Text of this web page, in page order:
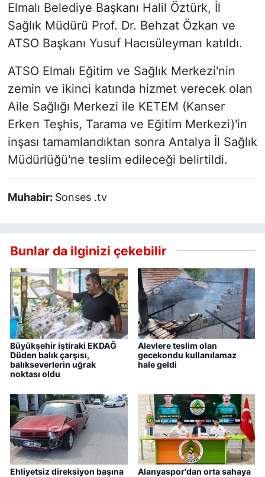
Elmalı Belediye Başkanı Halil Öztürk, İl
Sağlık Müdürü Prof. Dr. Behzat Özkan ve
ATSO Başkanı Yusuf Hacısüleyman katıldı.
ATSO Elmalı Eğitim ve Sağlık Merkezi'nin
zemin ve ikinci katında hizmet verecek olan
Aile Sağlığı Merkezi ile KETEM (Kanser
Erken Teşhis, Tarama ve Eğitim Merkezi)'in
inşası tamamlandıktan sonra Antalya İl Sağlık
Müdürlüğü'ne teslim edileceği belirtildi.
Muhabir: Sonses .tv
Bunlar da ilginizi çekebilir
Büyükşehir iştiraki EKDAĞ
Düden balık çarşısı,
balıkseverlerin uğrak
noktası oldu
Alevlere teslim olan
gecekondu kullanılamaz
hale geldi
Ehliyetsiz direksiyon başına
Alanyaspor'dan orta sahaya